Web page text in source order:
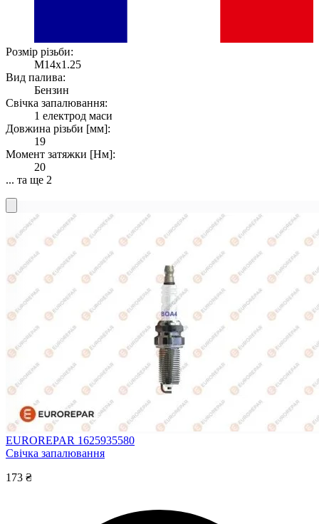
Розмір різьби:
M14x1.25
Вид палива:
Бензин
Свічка запалювання:
1 електрод маси
Довжина різьби [мм]:
19
Момент затяжки [Нм]:
20
... та ще 2
EUROREPAR 1625935580
Свічка запалювання
173 ₴